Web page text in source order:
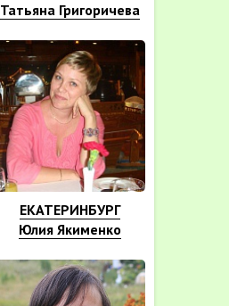
Татьяна Григоричева
ЕКАТЕРИНБУРГ
Юлия Якименко